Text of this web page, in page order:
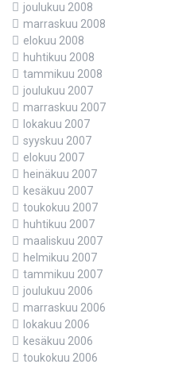
joulukuu 2008
marraskuu 2008
elokuu 2008
huhtikuu 2008
tammikuu 2008
joulukuu 2007
marraskuu 2007
lokakuu 2007
syyskuu 2007
elokuu 2007
heinäkuu 2007
kesäkuu 2007
toukokuu 2007
huhtikuu 2007
maaliskuu 2007
helmikuu 2007
tammikuu 2007
joulukuu 2006
marraskuu 2006
lokakuu 2006
kesäkuu 2006
toukokuu 2006